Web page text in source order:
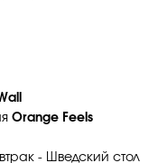
Orange Feels
- Шведский cтол